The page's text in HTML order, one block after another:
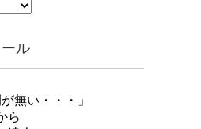
ル
無い・・・」
ら